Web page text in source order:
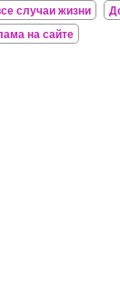
случаи жизни
на сайте